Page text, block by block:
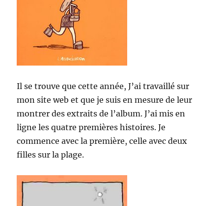
Il se trouve que cette année, J’ai travaillé sur
mon site web et que je suis en mesure de leur
montrer des extraits de l’album. J’ai mis en
ligne les quatre premières histoires. Je
commence avec la première, celle avec deux
filles sur la plage.